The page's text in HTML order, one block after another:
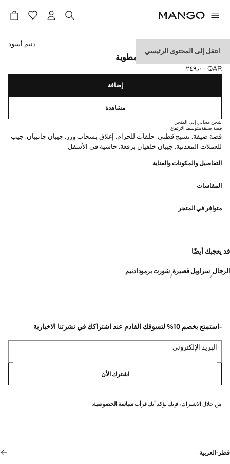
انتقل إلى المحتوى الرئيسي
برمودا بقصة ضيقة وحافة مطوية
السعر الحالي [QAR ٢٤٩٫٠٠ ]
QAR ٢٤٩٫٠٠
حدد اللون
دنيم أسود
إضافة
مشاهدة
شحن مجاني إلى المتجر
قصة ضيقةمتوسط الارتفاع
قصة ضيقة. نسيج قطني. حلقات للحزام. إغلاق بسحاب وزر. جيبان جانبيان. جيب
للعملات المعدنية. جيبان خلفيان برقعة. حاشية في الأسفل
التفاصيل والمكونات والعناية
المقاسات
متوافر في المتجر
قد يعجبك أيضًا
الرجال سراويل قصيرة شورت برمودا دنيم
-استمتع بخصم 10% لتسوقك القادم عند اشتراكك في نشرتنا الاخبارية
البريد الإلكتروني
اشترك الأن
من خلال الاشتراك، فإنك تؤكد أنك قرأتسياسة الخصوصية.
قطر ·العربية